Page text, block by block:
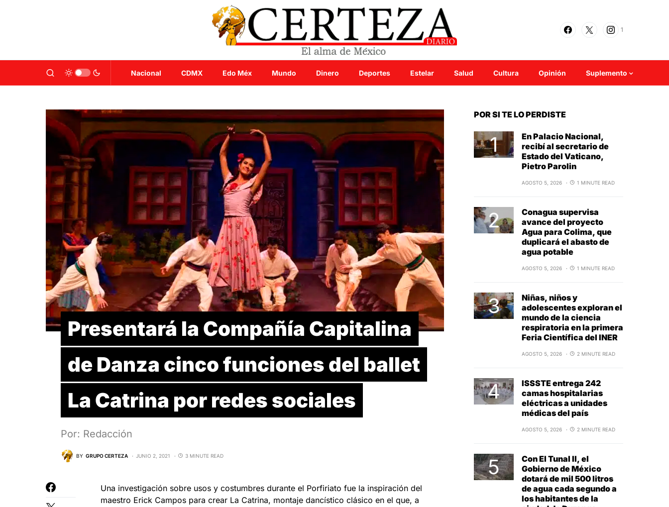
1
Nacional CDMX Edo Méx Mundo Dinero Deportes Estelar Salud Cultura Opinión Suplemento
Presentará la Compañía Capitalina
de Danza cinco funciones del ballet
La Catrina por redes sociales
Por: Redacción
BY GRUPO CERTEZA JUNIO 2, 2021 3 MINUTE READ
Una investigación sobre usos y costumbres durante el Porfiriato fue la inspiración del
maestro Erick Campos para crear La Catrina, montaje dancístico clásico en el que, a
POR SI TE LO PERDISTE
En Palacio Nacional,
recibí al secretario de
Estado del Vaticano,
Pietro Parolin
AGOSTO 5, 2026 1 MINUTE READ
Conagua supervisa
avance del proyecto
Agua para Colima, que
duplicará el abasto de
agua potable
AGOSTO 5, 2026 1 MINUTE READ
Niñas, niños y
adolescentes exploran el
mundo de la ciencia
respiratoria en la primera
Feria Científica del INER
AGOSTO 5, 2026 2 MINUTE READ
ISSSTE entrega 242
camas hospitalarias
eléctricas a unidades
médicas del país
AGOSTO 5, 2026 2 MINUTE READ
Con El Tunal II, el
Gobierno de México
dotará de mil 500 litros
de agua cada segundo a
los habitantes de la